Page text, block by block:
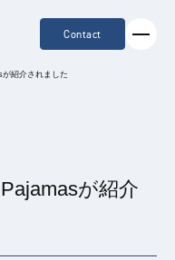
Contact
紹介されました
が紹介